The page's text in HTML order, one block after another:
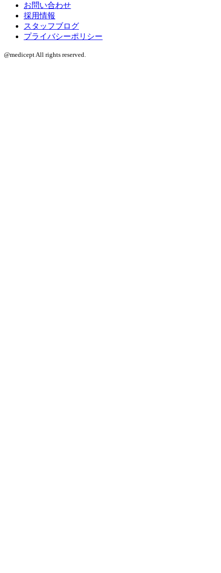
お問い合わせ
採用情報
スタッフブログ
プライバシーポリシー
@medicept All rights reserved.